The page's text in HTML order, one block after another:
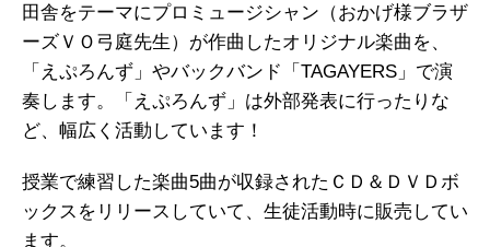
田舎をテーマにプロミュージシャン（おかげ様ブラザ
ーズＶＯ弓庭先生）が作曲したオリジナル楽曲を、
「えぷろんず」やバックバンド「TAGAYERS」で演
奏します。「えぷろんず」は外部発表に行ったりな
ど、幅広く活動しています！
授業で練習した楽曲5曲が収録されたＣＤ＆ＤＶＤボ
ックスをリリースしていて、生徒活動時に販売してい
ます。